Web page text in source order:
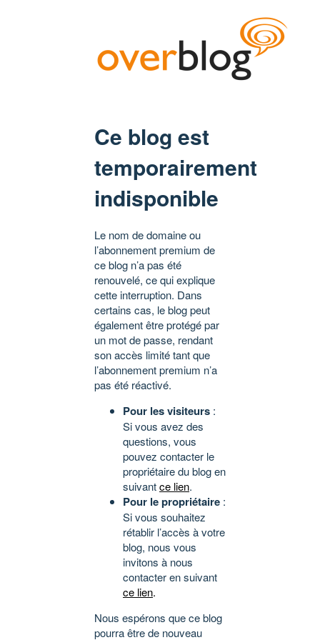
Ce blog est
temporairement
indisponible
Le nom de domaine ou
l’abonnement premium de
ce blog n’a pas été
renouvelé, ce qui explique
cette interruption. Dans
certains cas, le blog peut
également être protégé par
un mot de passe, rendant
son accès limité tant que
l’abonnement premium n’a
pas été réactivé.
Pour les visiteurs :
Si vous avez des
questions, vous
pouvez contacter le
propriétaire du blog en
suivantce lien.
Pour le propriétaire :
Si vous souhaitez
rétablir l’accès à votre
blog, nous vous
invitons à nous
contacter en suivant
ce lien.
Nous espérons que ce blog
pourra être de nouveau